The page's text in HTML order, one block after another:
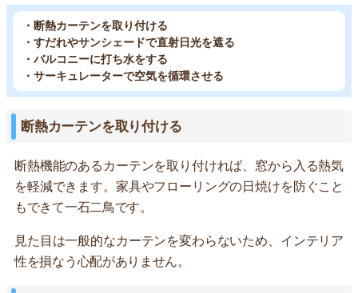
・断熱カーテンを取り付ける
・すだれやサンシェードで直射日光を遮る
・バルコニーに打ち水をする
・サーキュレーターで空気を循環させる
断熱カーテンを取り付ける
断熱機能のあるカーテンを取り付ければ、窓から入る熱気
を軽減できます。家具やフローリングの日焼けを防ぐこと
もできて一石二鳥です。
見た目は一般的なカーテンを変わらないため、インテリア
性を損なう心配がありません。